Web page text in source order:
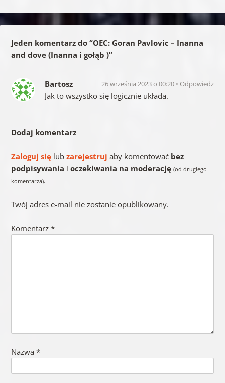
Jeden komentarz do “OEC: Goran Pavlovic – Inanna
and dove (Inanna i gołąb )”
Bartosz 26 września 2023 o 00:20 Odpowiedz
Jak to wszystko się logicznie układa.
Dodaj komentarz
Zaloguj sięlub zarejestruj aby komentować bez
podpisywania i oczekiwania na moderację (od drugiego
komentarza).
Twój adres e-mail nie zostanie opublikowany.
Komentarz *
Nazwa *